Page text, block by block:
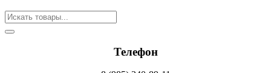
Телефон